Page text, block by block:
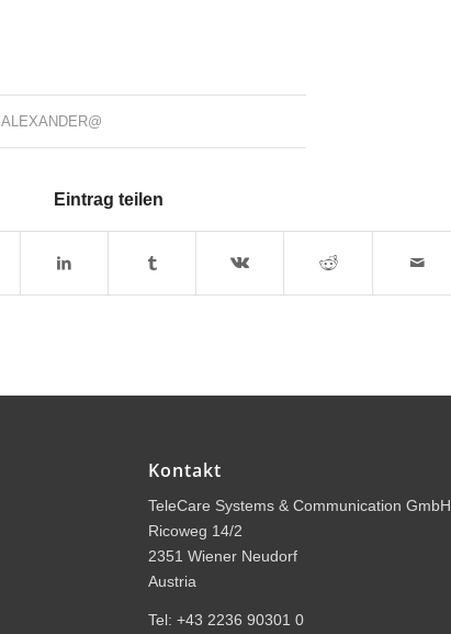
ALEXANDER@
Eintrag teilen
Kontakt
TeleCare Systems & Communication GmbH
Ricoweg 14/2
2351 Wiener Neudorf
Austria
Tel: +43 2236 90301 0